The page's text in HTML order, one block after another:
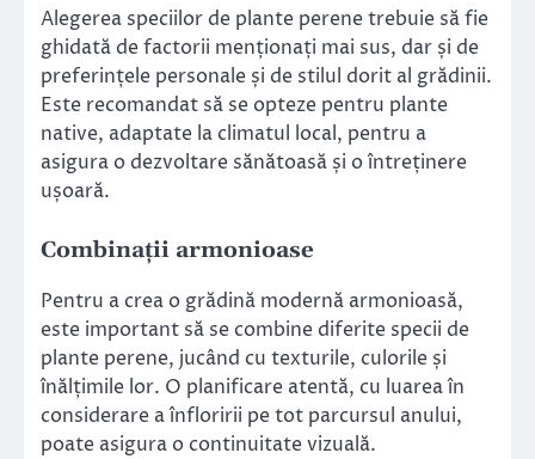
Alegerea speciilor de plante perene trebuie să fie
ghidată de factorii menționați mai sus, dar și de
preferințele personale și de stilul dorit al grădinii.
Este recomandat să se opteze pentru plante
native, adaptate la climatul local, pentru a
asigura o dezvoltare sănătoasă și o întreținere
ușoară.
Combinații armonioase
Pentru a crea o grădină modernă armonioasă,
este important să se combine diferite specii de
plante perene, jucând cu texturile, culorile și
înălțimile lor. O planificare atentă, cu luarea în
considerare a înfloririi pe tot parcursul anului,
poate asigura o continuitate vizuală.